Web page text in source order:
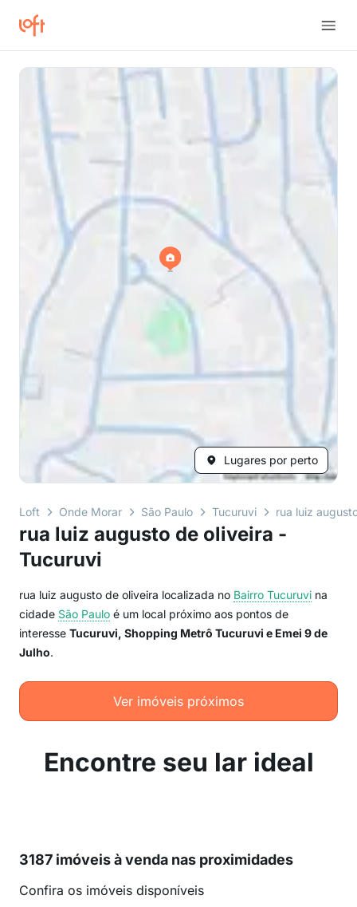
Lugares por perto
Loft Onde Morar São Paulo Tucuruvi rua luiz
rua luiz augusto de oliveira -
Tucuruvi
rua luiz augusto de oliveira localizada no Bairro Tucuruvi na
cidade São Paulo é um local próximo aos pontos de
interesse Tucuruvi, Shopping Metrô Tucuruvi e Emei 9 de
Julho.
Ver imóveis próximos
Encontre seu lar ideal
3187 imóveis à venda nas proximidades
Confira os imóveis disponíveis